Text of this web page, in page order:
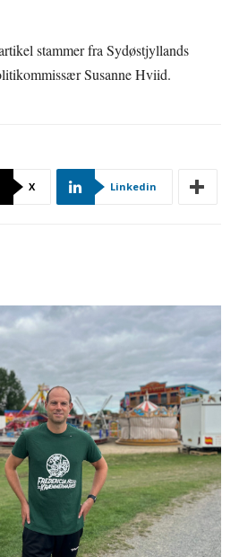
stammer fra Sydøstjyllands
Susanne Hviid.
X Linkedin